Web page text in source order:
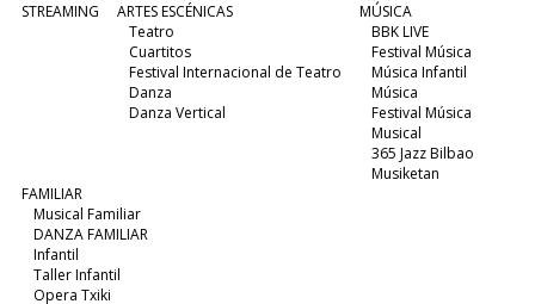
STREAMING
ARTES ESCÉNICAS
Teatro
Cuartitos
Festival Internacional de Teatro
Danza
Danza Vertical
MÚSICA
BBK LIVE
Festival Música
Música Infantil
Música
Festival Música
Musical
365 Jazz Bilbao
Musiketan
FAMILIAR
Musical Familiar
DANZA FAMILIAR
Infantil
Taller Infantil
Opera Txiki